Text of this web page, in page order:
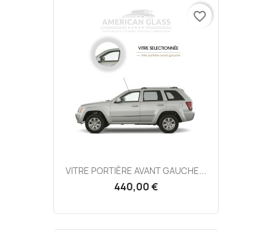
VITRE PORTIÈRE AVANT GAUCHE...
440,00 €
favorite_border